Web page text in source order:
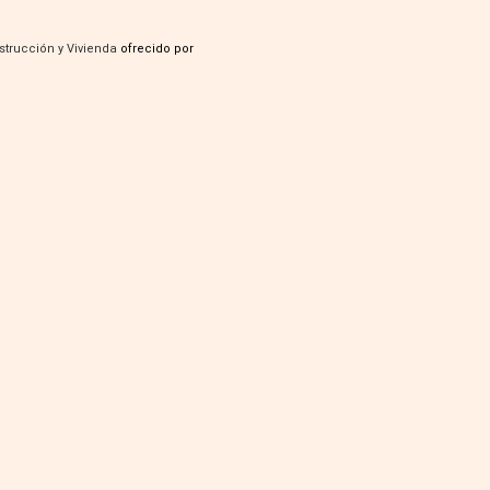
y Vivienda ofrecido por